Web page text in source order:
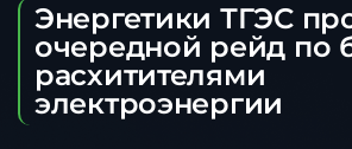
Энергетики ТГЭС
очередной рейд по
расхитителями
электроэнергии